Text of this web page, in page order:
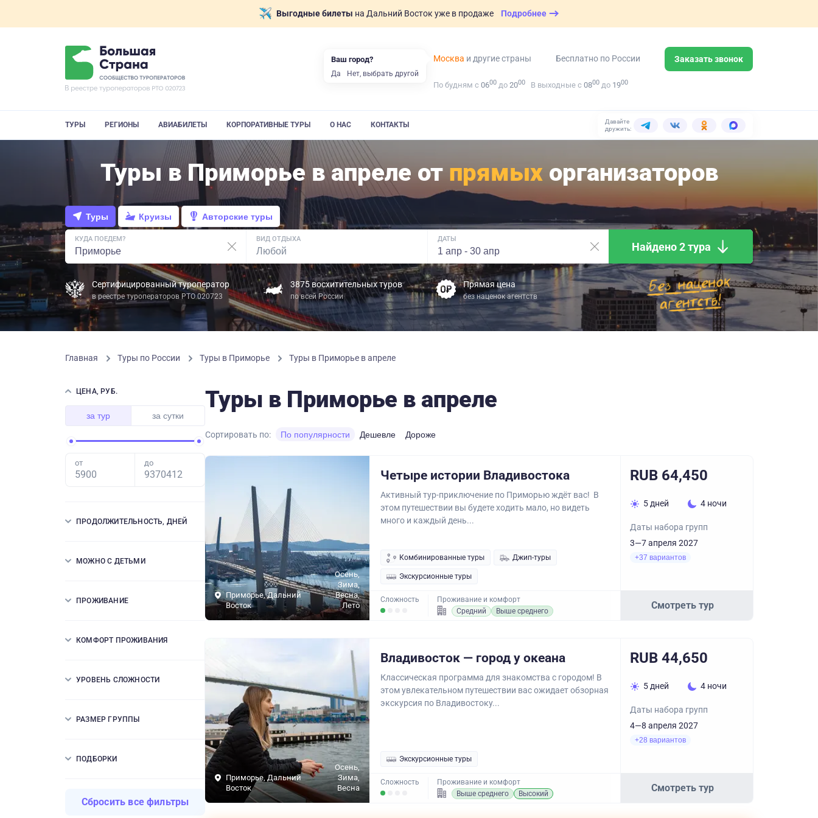
Выгодные билеты на Дальний Восток уже в продаже Подробнее
Москва и другие страны Бесплатно по России Заказать звонок
По будням с 0600 до 2000 В выходные с 0800 до 1900
ТУРЫ РЕГИОНЫ АВИАБИЛЕТЫ КОРПОРАТИВНЫЕ ТУРЫ О НАС КОНТАКТЫ
Давайте
дружить:
Туры в Приморье в апреле отпрямыхорганизаторов
Туры Круизы Авторские туры
КУДА ПОЕДЕМ? ВИД ОТДЫХА ДАТЫ
Найдено 2 тура
Сертифицированный туроператор
в реестре туроператоров РТО 020723
3875 восхитительных туров
по всей России
Прямая цена
без наценок агентств
Главная Туры по России Туры в Приморье Туры в Приморье в апреле
ЦЕНА, РУБ.
за тур за сутки
от до
ПРОДОЛЖИТЕЛЬНОСТЬ, ДНЕЙ
МОЖНО С ДЕТЬМИ
ПРОЖИВАНИЕ
КОМФОРТ ПРОЖИВАНИЯ
УРОВЕНЬ СЛОЖНОСТИ
РАЗМЕР ГРУППЫ
ПОДБОРКИ
Сбросить все фильтры
Туры в Приморье в апреле
Сортировать по: По популярности Дешевле Дороже
Приморье, Дальний
Восток
Осень,
Зима,
Весна,
Лето
Четыре истории Владивостока
Активный тур-приключение по Приморью ждёт вас! В
этом путешествии вы будете ходить мало, но видеть
много и каждый день...
Комбинированные туры Джип-туры
Экскурсионные туры
Сложность
Проживание и комфорт
Средний
Выше среднего
RUB 64,450
5 дней 4 ночи
Даты набора групп
3—7 апреля 2027
+37 вариантов
Смотреть тур
Приморье, Дальний
Восток
Осень,
Зима,
Весна
Владивосток — город у океана
Классическая программа для знакомства с городом! В
этом увлекательном путешествии вас ожидает обзорная
экскурсия по Владивостоку...
Экскурсионные туры
Сложность
Проживание и комфорт
Выше среднего
Высокий
RUB 44,650
5 дней 4 ночи
Даты набора групп
4—8 апреля 2027
+28 вариантов
Смотреть тур
Ваш город?
Да Нет, выбрать другой